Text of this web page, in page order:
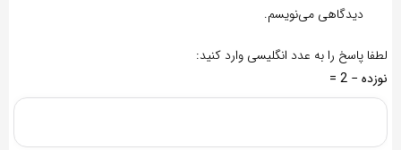
دیدگاهی می‌نویسم.
لطفا پاسخ را به عدد انگلیسی وارد کنید:
نوزده − 2 =